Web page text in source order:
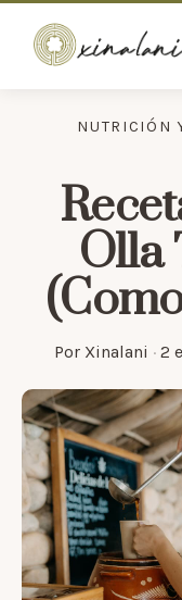
NUTRICIÓN
Olla
Por Xinalani · 2